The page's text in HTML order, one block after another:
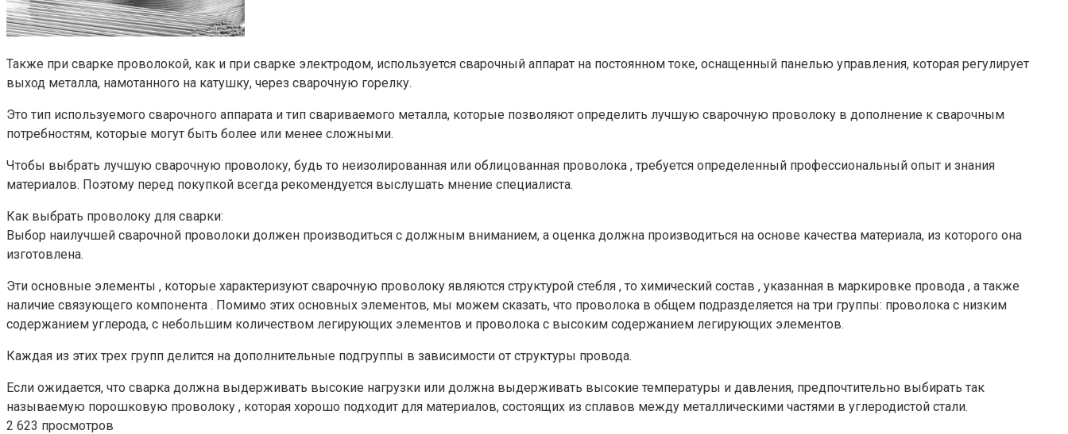
Также при сварке проволокой, как и при сварке электродом, используется сварочный аппарат на постоянном токе, оснащенный панелью управления, которая регулирует
выход металла, намотанного на катушку, через сварочную горелку.
Это тип используемого сварочного аппарата и тип свариваемого металла, которые позволяют определить лучшую сварочную проволоку в дополнение к сварочным
потребностям, которые могут быть более или менее сложными.
Чтобы выбрать лучшую сварочную проволоку, будь то неизолированная или облицованная проволока , требуется определенный профессиональный опыт и знания
материалов. Поэтому перед покупкой всегда рекомендуется выслушать мнение специалиста.
Как выбрать проволоку для сварки:
Выбор наилучшей сварочной проволоки должен производиться с должным вниманием, а оценка должна производиться на основе качества материала, из которого она
изготовлена.
Эти основные элементы , которые характеризуют сварочную проволоку являются структурой стебля , то химический состав , указанная в маркировке провода , а также
наличие связующего компонента . Помимо этих основных элементов, мы можем сказать, что проволока в общем подразделяется на три группы: проволока с низким
содержанием углерода, с небольшим количеством легирующих элементов и проволока с высоким содержанием легирующих элементов.
Каждая из этих трех групп делится на дополнительные подгруппы в зависимости от структуры провода.
Если ожидается, что сварка должна выдерживать высокие нагрузки или должна выдерживать высокие температуры и давления, предпочтительно выбирать так
называемую порошковую проволоку , которая хорошо подходит для материалов, состоящих из сплавов между металлическими частями в углеродистой стали.
2 623 просмотров